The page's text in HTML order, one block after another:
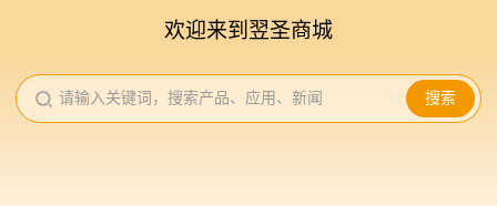
欢迎来到翌圣商城
请输入关键词，搜索产品、应用、新闻 搜索